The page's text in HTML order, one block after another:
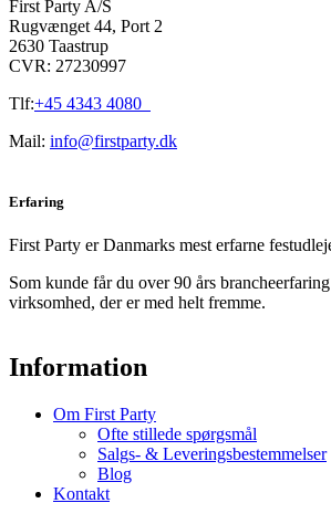
First Party A/S
Rugvænget 44, Port 2
2630 Taastrup
CVR: 27230997
Tlf:+45 4343 4080
Mail: info@firstparty.dk
Erfaring
First Party er Danmarks mest erfarne
Som kunde får du over 90 års
virksomhed, der er med helt fremme.
Information
Om First Party
Ofte stillede spørgsmål
Salgs- & Leveringsbestemmelser
Blog
Kontakt